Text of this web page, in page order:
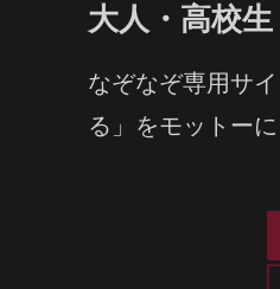
大人・高校
なぞなぞ専用サ
る」をモットー